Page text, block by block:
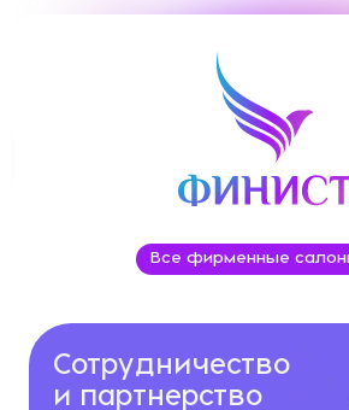
Все фирменные
Сотрудничество
и партнерство